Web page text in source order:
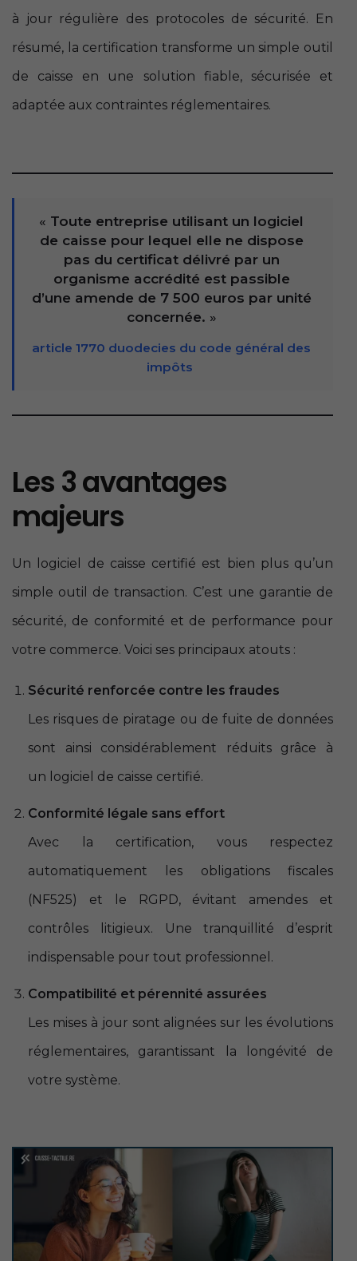
à jour régulière des protocoles de sécurité. En
résumé, la certification transforme un simple outil
de caisse en une solution fiable, sécurisée et
adaptée aux contraintes réglementaires.
« Toute entreprise utilisant un logiciel
de caisse pour lequel elle ne dispose
pas du certificat délivré par un
organisme accrédité est passible
d’une amende de 7 500 euros par unité
concernée. »
article 1770 duodecies du code général des
impôts
Les 3 avantages
majeurs
Un logiciel de caisse certifié est bien plus qu’un
simple outil de transaction. C’est une garantie de
sécurité, de conformité et de performance pour
votre commerce. Voici ses principaux atouts :
Sécurité renforcée contre les fraudes
Les risques de piratage ou de fuite de données
sont ainsi considérablement réduits grâce à
un logiciel de caisse certifié.
Conformité légale sans effort
Avec la certification, vous respectez
automatiquement les obligations fiscales
(NF525) et le RGPD, évitant amendes et
contrôles litigieux. Une tranquillité d’esprit
indispensable pour tout professionnel.
Compatibilité et pérennité assurées
Les mises à jour sont alignées sur les évolutions
réglementaires, garantissant la longévité de
votre système.